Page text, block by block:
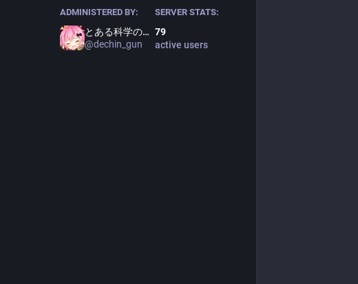
ADMINISTERED BY:
とある科学の超でちん砲
@dechin_gun
SERVER STATS:
79
active users